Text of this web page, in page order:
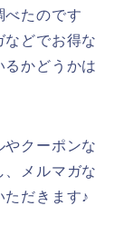
べたのです
などでお得な
るかどうかは
やクーポンな
、メルマガな
ただきます♪